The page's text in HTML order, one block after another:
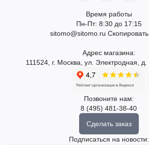
Время работы
Пн-Пт: 8:30 до 17:15
sitomo@sitomo.ru
Адрес магазина:
111524, г. Москва, ул. Электродная, д.
Позвоните нам:
8 (495) 481-38-40
Сделать заказ
Подписаться на новости: